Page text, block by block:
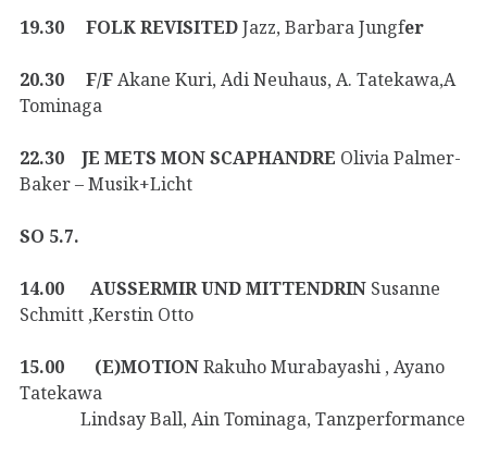
19.30 FOLK REVISITEDJazz, Barbara Jungfer
20.30 F/FAkane Kuri, Adi Neuhaus, A. Tatekawa,A
Tominaga
22.30 JE METS MON SCAPHANDRE Olivia Palmer-
Baker – Musik+Licht
SO 5.7.
14.00 AUSSERMIR UND MITTENDRIN Susanne
Schmitt ,Kerstin Otto
15.00 (E)MOTIONRakuho Murabayashi , Ayano
Tatekawa
Lindsay Ball, Ain Tominaga, Tanzperformance